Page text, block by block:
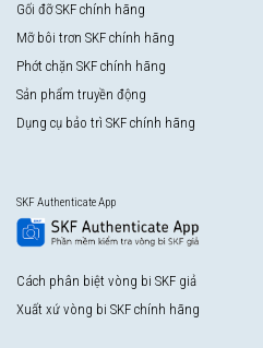
Gối đỡ SKF chính hãng
Mỡ bôi trơn SKF chính hãng
Phớt chặn SKF chính hãng
Sản phẩm truyền động
Dụng cụ bảo trì SKF chính hãng
SKF Authenticate App
Cách phân biệt vòng bi SKF giả
Xuất xứ vòng bi SKF chính hãng